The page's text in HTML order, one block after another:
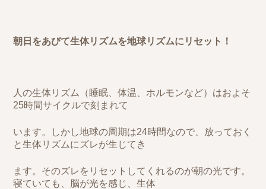
朝日をあびて生体リズムを地球リズムにリセット！
人の生体リズム（睡眠、体温、ホルモンなど）はおよそ
25時間サイクルで刻まれて
います。しかし地球の周期は24時間なので、放っておく
と生体リズムにズレが生じてき
ます。そのズレをリセットしてくれるのが朝の光です。
寝ていても、脳が光を感じ、生体